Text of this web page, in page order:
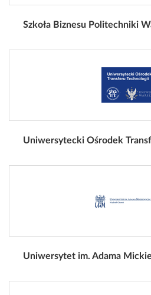
Szkoła Biznesu Politechniki
Uniwersytecki Ośrodek
Uniwersytet im. Adama